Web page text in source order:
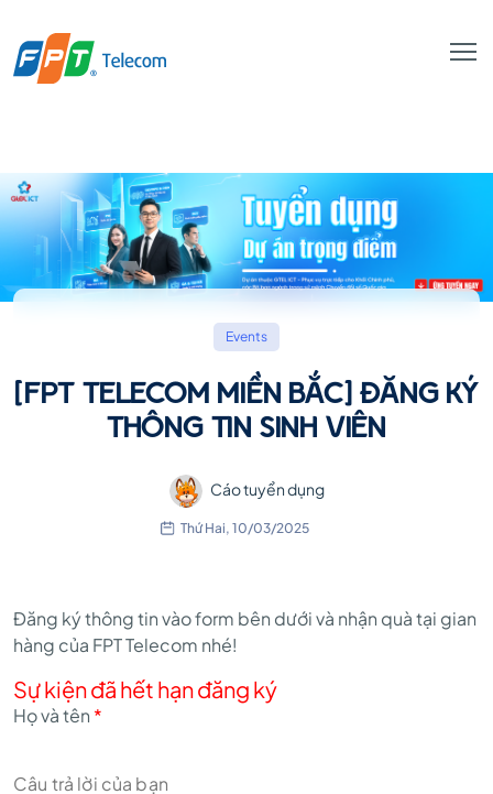
Events
[FPT TELECOM MIỀN BẮC] ĐĂNG KÝ
THÔNG TIN SINH VIÊN
Cáo tuyển dụng
Thứ Hai, 10/03/2025
Đăng ký thông tin vào form bên dưới và nhận quà tại gian
hàng của FPT Telecom nhé!
Sự kiện đã hết hạn đăng ký
Họ và tên *